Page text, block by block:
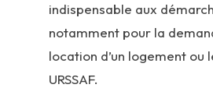
indispensable aux
notamment pour la
location d’un logement ou
URSSAF.